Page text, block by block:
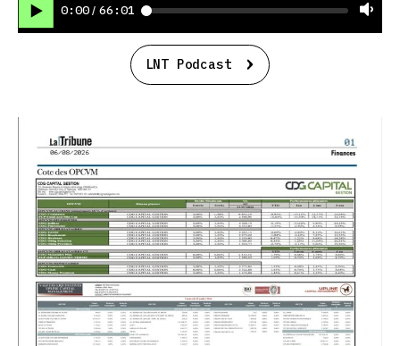
0:00 / 66:01
LNT Podcast